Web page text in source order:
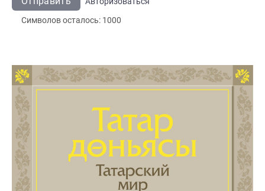
Символов осталось: 1000